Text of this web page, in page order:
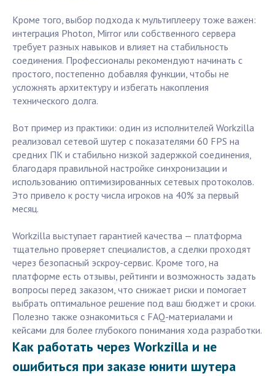
Кроме того, выбор подхода к мультиплееру тоже важен:
интеграция Photon, Mirror или собственного сервера
требует разных навыков и влияет на стабильность
соединения. Профессионалы рекомендуют начинать с
простого, постепенно добавляя функции, чтобы не
усложнять архитектуру и избегать накопления
технического долга.
Вот пример из практики: один из исполнителей Workzilla
реализовал сетевой шутер с показателями 60 FPS на
средних ПК и стабильно низкой задержкой соединения,
благодаря правильной настройке синхронизации и
использованию оптимизированных сетевых протоколов.
Это привело к росту числа игроков на 40% за первый
месяц.
Workzilla выступает гарантией качества — платформа
тщательно проверяет специалистов, а сделки проходят
через безопасный эскроу-сервис. Кроме того, на
платформе есть отзывы, рейтинги и возможность задать
вопросы перед заказом, что снижает риски и помогает
выбрать оптимальное решение под ваш бюджет и сроки.
Полезно также ознакомиться с FAQ-материалами и
кейсами для более глубокого понимания хода разработки.
Как работать через Workzilla и не
ошибиться при заказе юнити шутера